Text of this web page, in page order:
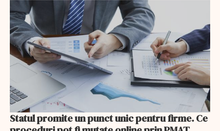
Statul promite un punct unic pentru firme. Ce